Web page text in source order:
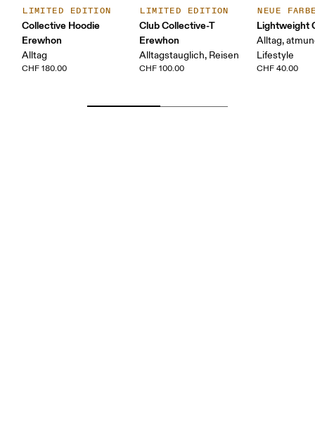
LIMITED EDITION
Collective Hoodie
Erewhon
Alltag
CHF 180.00
LIMITED EDITION
Club Collective-T
Erewhon
Alltagstauglich, Reisen
CHF 100.00
NEUE
Lightweight
Alltag,
Lifestyle
CHF 40.00